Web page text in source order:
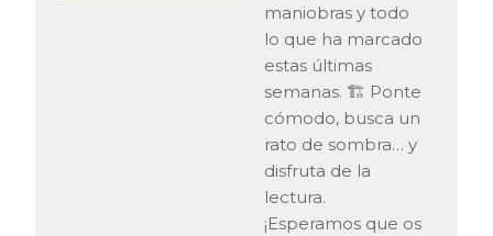
maniobras y todo
lo que ha marcado
estas últimas
semanas. 🏗️ Ponte
cómodo, busca un
rato de sombra… y
disfruta de la
lectura.
¡Esperamos que os